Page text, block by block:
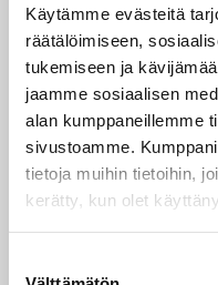
Käytämme evästeitä
räätälöimiseen,
tukemiseen ja
jaamme sosiaalisen
alan kumppaneillemme
sivustoamme.
tietoja muihin tietoihin,
kerätty, kun olet
Taksvärkki ry
Siltasaarenkatu 4, 7.
Globaalikeskus